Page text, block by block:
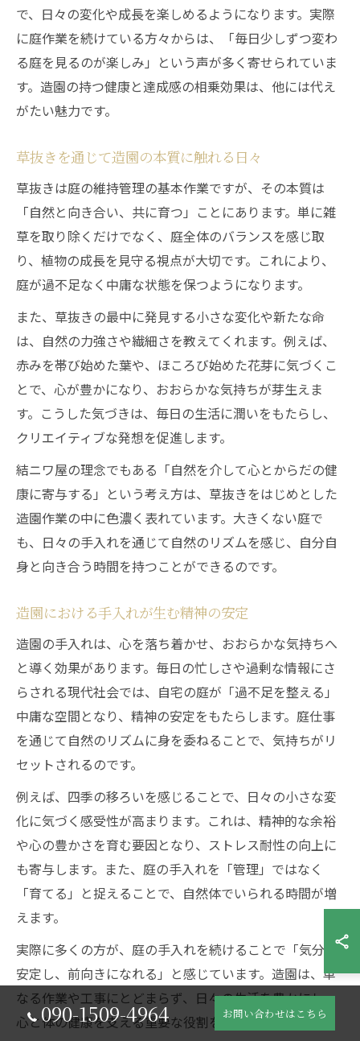
で、日々の変化や成長を楽しめるようになります。実際
に庭作業を続けている方々からは、「毎日少しずつ変わ
る庭を見るのが楽しみ」という声が多く寄せられていま
す。造園の持つ健康と達成感の相乗効果は、他には代え
がたい魅力です。
草抜きを通じて造園の本質に触れる日々
草抜きは庭の維持管理の基本作業ですが、その本質は
「自然と向き合い、共に育つ」ことにあります。単に雑
草を取り除くだけでなく、庭全体のバランスを感じ取
り、植物の成長を見守る視点が大切です。これにより、
庭が過不足なく中庸な状態を保つようになります。
また、草抜きの最中に発見する小さな変化や新たな命
は、自然の力強さや繊細さを教えてくれます。例えば、
赤みを帯び始めた葉や、ほころび始めた花芽に気づくこ
とで、心が豊かになり、おおらかな気持ちが芽生えま
す。こうした気づきは、毎日の生活に潤いをもたらし、
クリエイティブな発想を促進します。
結ニワ屋の理念でもある「自然を介して心とからだの健
康に寄与する」という考え方は、草抜きをはじめとした
造園作業の中に色濃く表れています。大きくない庭で
も、日々の手入れを通じて自然のリズムを感じ、自分自
身と向き合う時間を持つことができるのです。
造園における手入れが生む精神の安定
造園の手入れは、心を落ち着かせ、おおらかな気持ちへ
と導く効果があります。毎日の忙しさや過剰な情報にさ
らされる現代社会では、自宅の庭が「過不足を整える」
中庸な空間となり、精神の安定をもたらします。庭仕事
を通じて自然のリズムに身を委ねることで、気持ちがリ
セットされるのです。
例えば、四季の移ろいを感じることで、日々の小さな変
化に気づく感受性が高まります。これは、精神的な余裕
や心の豊かさを育む要因となり、ストレス耐性の向上に
も寄与します。また、庭の手入れを「管理」ではなく
「育てる」と捉えることで、自然体でいられる時間が増
えます。
実際に多くの方が、庭の手入れを続けることで「気分が
安定し、前向きになれる」と感じています。造園は、単
なる作業や工事にとどまらず、日々の生活を豊かにし、
心と体の健康を支える重要な役割を担っています。
090-1509-4964 お問い合わせはこちら